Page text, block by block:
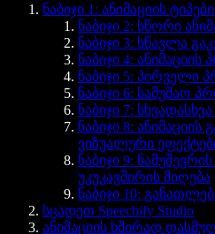
ნაბიჯი 1: ანიმაციის
ნაბიჯი 2: სწორი
ნაბიჯი 3: სწავლა
ნაბიჯი 4:
ნაბიჯი 5: პირველი
ნაბიჯი 6: სამუშაო
ნაბიჯი 7:
ნაბიჯი 8:
ვიზუალური
ნაბიჯი 9:
უკუკავშირის მიღება
ნაბიჯი 10:
სცადეთ Speechify Studio
ანიმაციის ხშირად